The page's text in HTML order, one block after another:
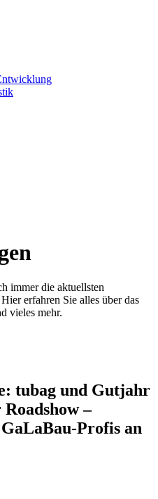
immer die aktuellsten
erfahren Sie alles über das
vieles mehr.
tubag und Gutjahr
–
Profis an